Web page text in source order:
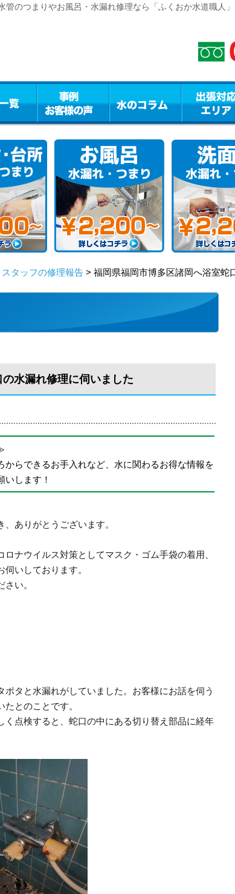
管のつまりやお風呂・水漏れ修理なら「ふくおか水道職人
スタッフの修理報告 > 福岡県福岡市博多区諸岡へ浴室蛇
水漏れ修理に伺いました
らできるお手入れなど、水に関わるお得な情報を
します！
ありがとうございます。
ナウイルス対策としてマスク・ゴム手袋の着用、
いしております。
い。
タと水漏れがしていました。お客様にお話を伺う
とのことです。
点検すると、蛇口の中にある切り替え部品に経年